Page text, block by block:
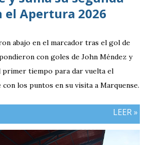
Apertura 2026
abajo en el marcador tras el gol de
con goles de John Méndez y
primer tiempo para dar vuelta el
los puntos en su visita a Marquense.
LEER »